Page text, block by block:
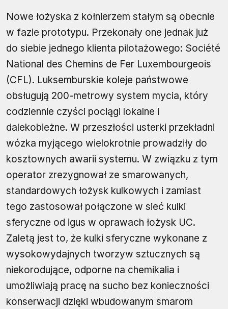
Nowe łożyska z kołnierzem stałym są obecnie
w fazie prototypu. Przekonały one jednak już
do siebie jednego klienta pilotażowego: Société
National des Chemins de Fer Luxembourgeois
(CFL). Luksemburskie koleje państwowe
obsługują 200-metrowy system mycia, który
codziennie czyści pociągi lokalne i
dalekobieżne. W przeszłości usterki przekładni
wózka myjącego wielokrotnie prowadziły do
kosztownych awarii systemu. W związku z tym
operator zrezygnował ze smarowanych,
standardowych łożysk kulkowych i zamiast
tego zastosował połączone w sieć kulki
sferyczne od igus w oprawach łożysk UC.
Zaletą jest to, że kulki sferyczne wykonane z
wysokowydajnych tworzyw sztucznych są
niekorodujące, odporne na chemikalia i
umożliwiają pracę na sucho bez konieczności
konserwacji dzięki wbudowanym smarom